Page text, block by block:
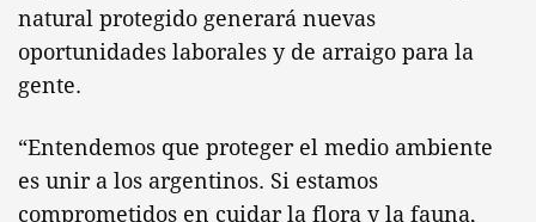
natural protegido generará nuevas
oportunidades laborales y de arraigo para la
gente.
“Entendemos que proteger el medio ambiente
es unir a los argentinos. Si estamos
comprometidos en cuidar la flora y la fauna,